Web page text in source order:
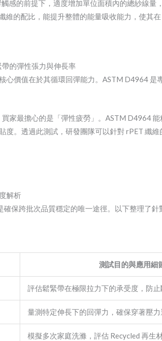
感的前提下，適度增加單位面積內的總紗線量
維的配比，能提升整體的能量吸收能力，使其
的彈性張力與伸長率
心價值在於其循環回彈能力。ASTM D4964 是
家最擔心的是「彈性疲勞」。ASTM D4964
度。透過此測試，研發團隊可以針對 rPET 纖
解析
保跨批次品質穩定的唯一途徑。以下整理了針
測試目的與應用細
評估鬆緊帶在極限拉力下的承受度，防止
量測特定伸長下的回彈力，確保穿著壓力
模擬多次家庭洗滌，評估 Recycled 再生